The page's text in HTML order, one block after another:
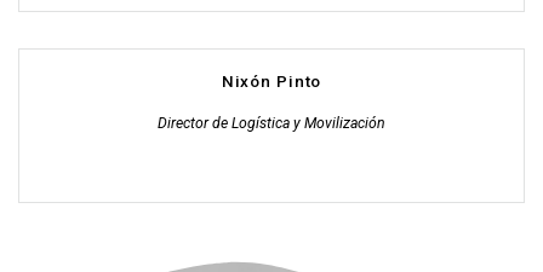
Nixón Pinto
Director de Logística y Movilización